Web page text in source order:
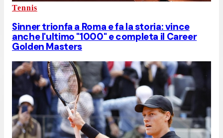
Tennis
Sinner trionfa a Roma e fa la storia: vince
anche l'ultimo "1000" e completa il Career
Golden Masters